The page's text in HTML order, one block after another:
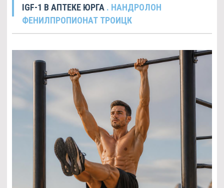
IGF-1 В АПТЕКЕ ЮРГА . НАНДРОЛОН
ФЕНИЛПРОПИОНАТ ТРОИЦК